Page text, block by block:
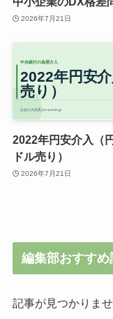
2026年7月21日
2022年円安介入（
ドル売り）
2026年7月21日
編集部おすすめ
記事が見つかりませ